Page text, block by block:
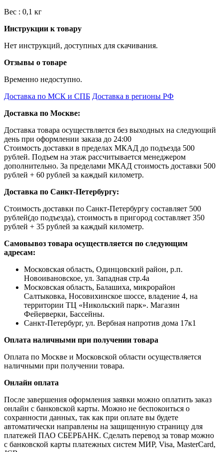
Вес : 0,1 кг
Инструкции к товару
Нет инструкций, доступных для скачивания.
Отзывы о товаре
Временно недоступно.
Доставка по МСК и СПБ Доставка в регионы РФ
Доставка по Москве:
Доставка товара осуществляется без выходных на следующий
день при оформлении заказа до 24:00
Стоимость доставки в пределах МКАД до подъезда 500
рублей. Подъем на этаж рассчитывается менеджером
дополнительно. За пределами МКАД стоимость доставки 500
рублей + 60 рублей за каждый километр.
Доставка по Санкт-Петербургу:
Стоимость доставки по Санкт-Петербургу составляет 500
рублей(до подъезда), стоимость в пригород составляет 350
рублей + 35 рублей за каждый километр.
Самовывоз товара осуществляется по следующим
адресам:
Московская область, Одинцовский район, р.п.
Новоивановское, ул. Западная стр.4a
Московская область, Балашиха, микрорайон
Салтыковка, Носовихинское шоссе, владение 4, на
территории ТЦ «Никольский парк». Магазин
Фейерверки, Бассейны.
Санкт-Петербург, ул. Вербная напротив дома 17к1
Оплата наличными при получении товара
Оплата по Москве и Московской области осуществляется
наличными при получении товара.
Онлайн оплата
После завершения оформления заявки можно оплатить заказ
онлайн с банковской карты. Можно не беспокоиться о
сохранности данных, так как при оплате вы будете
автоматически направлены на защищенную страницу для
платежей ПАО СБЕРБАНК. Сделать перевод за товар можно
с банковской карты платежных систем МИР, Visa, MasterCard,